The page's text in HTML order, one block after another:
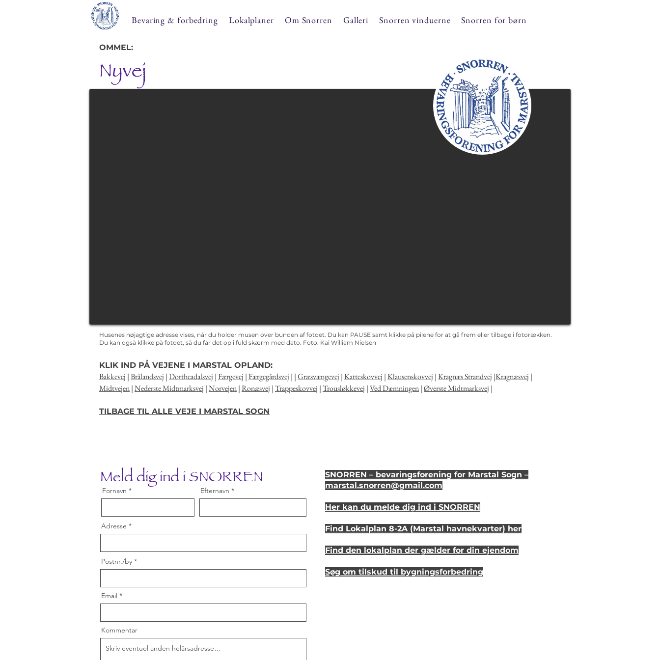
Bevaring & forbedring Lokalplaner Om Snorren Galleri Snorren vinduerne Snorren for børn
OMMEL:
Nyvej
Husenes nøjagtige adresse vises, når du holder musen over bunden af fotoet. Du kan PAUSE samt klikke på pilene for at gå frem eller tilbage i fotorækken.
Du kan også klikke på fotoet, så du får det op i fuld skærm med dato. Foto: Kai William Nielsen
KLIK IND PÅ VEJENE I MARSTAL OPLAND:
Bakkevej |Brålandsvej |Dortheadalsvej |Færgevej |Færgegårdsvej | |Græsvængevej |Katteskovvej |Klausenskovvej |Kragnæs Strandvej |Kragnæsvej |
Midtvejen|Nederste Midtmarksvej |Norvejen|Ronæsvej |Trappeskovvej |Trousløkkevej |Ved Dæmningen|Øverste Midtmarksvej |
TILBAGE TIL ALLE VEJE I MARSTAL SOGN
Meld dig ind i SNORREN
Fornavn Efternavn
Adresse
Postnr./by
Email
Kommentar
SNORREN – bevaringsforening for Marstal Sogn –
marstal.snorren@gmail.com
Her kan du melde dig ind i SNORREN
Find Lokalplan 8-2A (Marstal havnekvarter) her
Find den lokalplan der gælder for din ejendom
Søg om tilskud til bygningsforbedring